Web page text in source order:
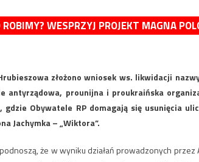
WESPRZYJ PROJEKT MAGNA
złożono wniosek ws. likwidacji
prounijna i proukraińska
Obywatele RP domagają się usunięcia
Jachymka – „Wiktora”.
że w wyniku działań prowadzonych przez